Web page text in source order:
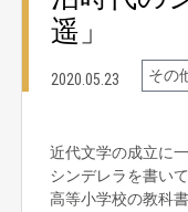
遥」
2020.05.23 その
近代文学の成立に
シンデレラを書い
高等小学校の教科